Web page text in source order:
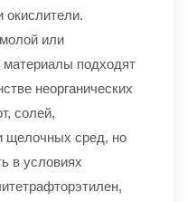
окислители.
или
подходят
неорганических
солей,
щелочных сред, но
в условиях